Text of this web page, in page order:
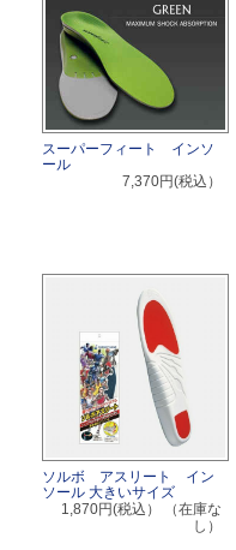
スーパーフィート インソ
ール
7,370円(税込）
ソルボ アスリート イン
ソール 大きいサイズ
1,870円(税込）
（在庫な
し）